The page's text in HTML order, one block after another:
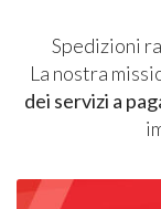
Spedizioni
La nostra
dei servizi a